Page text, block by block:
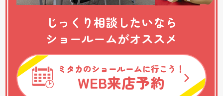
じっくり相談したいなら
ショールームがオススメ
ミタカのショールームに行こう！
WEB来店予約